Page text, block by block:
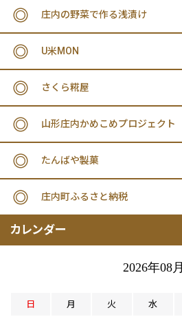
庄内の野菜で作る浅漬け
U米MON
さくら糀屋
山形庄内かめこめプロジェクト
たんばや製菓
庄内町ふるさと納税
カレンダー
2026年08月
日 月 火 水